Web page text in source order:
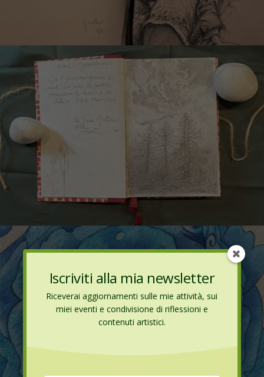
Iscriviti alla mia newsletter
Riceverai aggiornamenti sulle mie attività, sui
miei eventi e condivisione di riflessioni e
contenuti artistici.